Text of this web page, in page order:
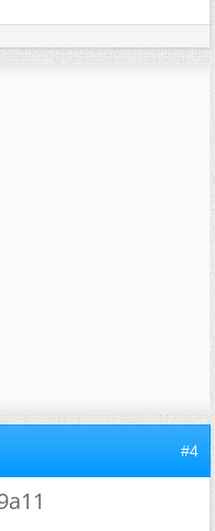
#4